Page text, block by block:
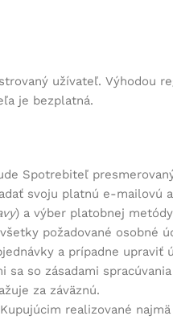
užívateľ. Výhodou
je bezplatná.
Spotrebiteľ
svoju platnú e-mailovú
) a výber platobnej
požadované osobné
a prípadne upraviť
so zásadami
za záväznú.
realizované